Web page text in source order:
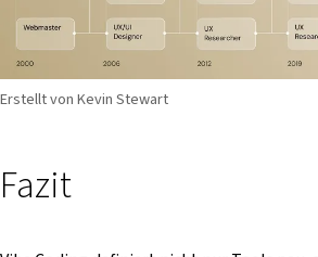
Erstellt von Kevin Stewart
Fazit